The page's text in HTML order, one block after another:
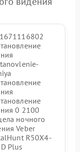
0 2100
ночного
Veber
R50X4-
Plus